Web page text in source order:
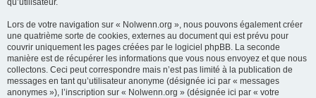
qu’utilisateur.
Lors de votre navigation sur « Nolwenn.org », nous pouvons également créer
une quatrième sorte de cookies, externes au document qui est prévu pour
couvrir uniquement les pages créées par le logiciel phpBB. La seconde
manière est de récupérer les informations que vous nous envoyez et que nous
collectons. Ceci peut correspondre mais n’est pas limité à la publication de
messages en tant qu’utilisateur anonyme (désignée ici par « messages
anonymes »), l’inscription sur « Nolwenn.org » (désignée ici par « votre